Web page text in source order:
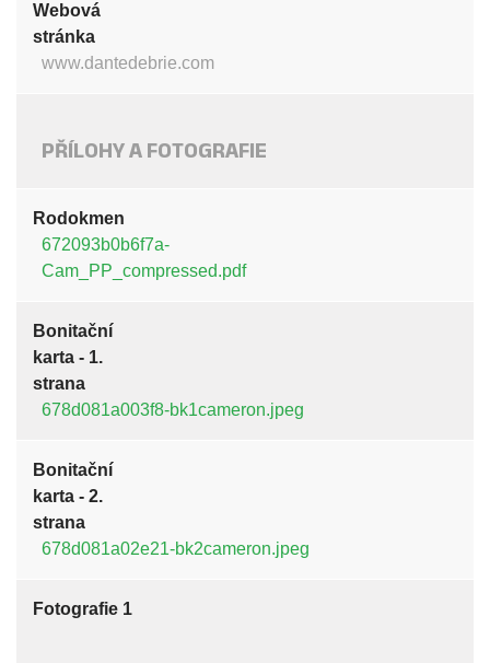
Webová
stránka
www.dantedebrie.com
PŘÍLOHY A FOTOGRAFIE
Rodokmen
672093b0b6f7a-
Cam_PP_compressed.pdf
Bonitační
karta - 1.
strana
678d081a003f8-bk1cameron.jpeg
Bonitační
karta - 2.
strana
678d081a02e21-bk2cameron.jpeg
Fotografie 1